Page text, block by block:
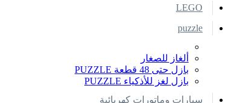
LEGO
puzzle
ألغاز للصغار
بازل حتى 48 قطعة PUZZLE
بازل لغز للأذكياء PUZZLE
سيارات وماتورات كهربائية